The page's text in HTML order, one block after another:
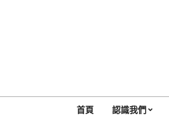
首頁 認識我們